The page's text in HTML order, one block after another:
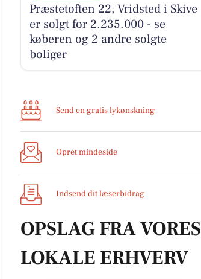
Præstetoften 22, Vridsted i Skive
er solgt for 2.235.000 - se
køberen og 2 andre solgte
boliger
Send en gratis lykønskning
Opret mindeside
Indsend dit læserbidrag
OPSLAG FRA VORES
LOKALE ERHVERV